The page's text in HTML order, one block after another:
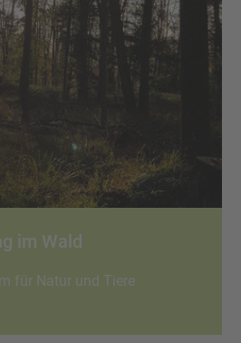
im Wald
für Natur und Tiere